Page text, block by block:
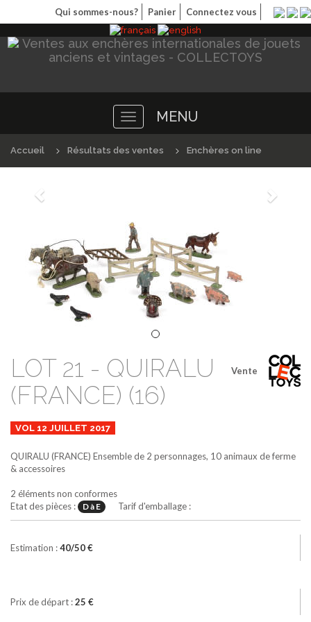
Qui sommes-nous? Panier Connectez vous
Toggle
navigation
MENU
Accueil Résultats des ventes Enchères on line
Précédént
Vente
LOT 21 - QUIRALU
(FRANCE) (16)
VOL 12 JUILLET 2017
QUIRALU (FRANCE) Ensemble de 2 personnages, 10 animaux de ferme
& accessoires
2 éléments non conformes
Etat des pièces :
D à E Tarif d'emballage :
Estimation :40/50 €
Prix de départ :25 €